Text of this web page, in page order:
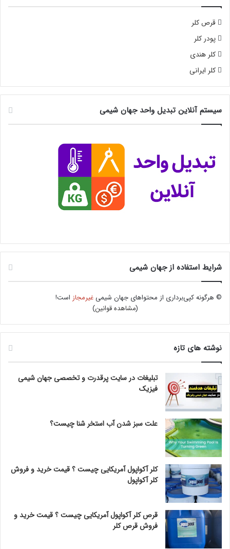
قرص کلر
پودر کلر
کلر هندی
کلر ایرانی
سیستم آنلاین تبدیل واحد جهان شیمی
شرایط استفاده از جهان شیمی
© هرگونه کپی‌برداری از محتواهای جهان شیمیغیرمجاز است!
(مشاهده قوانین)
نوشته های تازه
تبلیغات در سایت پرقدرت و تخصصی جهان شیمی
فیزیک
علت سبز شدن آب استخر شنا چیست؟
کلر آکواپول آمریکایی چیست ؟ قیمت خرید و فروش
کلر آکواپول
قرص کلر آکواپول آمریکایی چیست ؟ قیمت خرید و
فروش قرص کلر